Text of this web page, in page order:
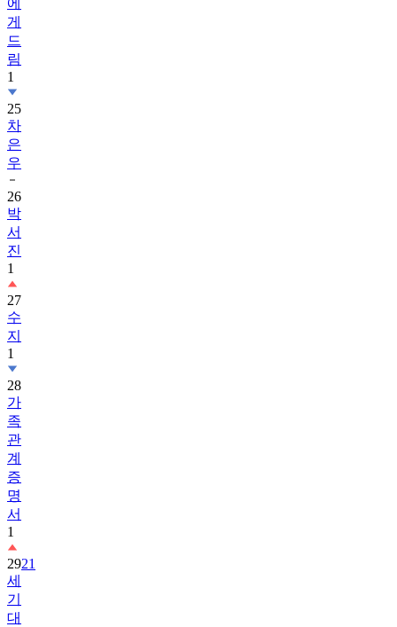
게
드
림
1
25
차
은
우
26
박
서
진
1
27
수
지
1
28
가
족
관
계
증
명
서
1
2921
세
기
대